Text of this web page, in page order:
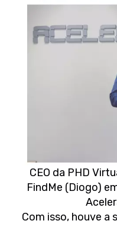
CEO da PHD
FindMe (Diogo)
Com isso, houve a